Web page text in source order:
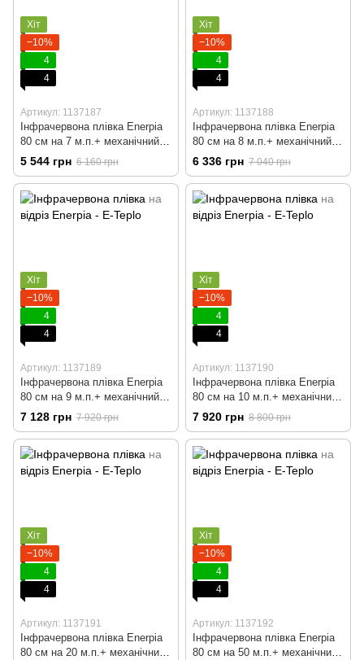
Хіт
−10%
4
4
Артикул: 1137187
Інфрачервона плівка Enerpia
80 cм на 7 м.п.+ механічний
терморегулятор
5 544 грн 6 160 грн
Хіт
−10%
4
4
Артикул: 1137188
Інфрачервона плівка Enerpia
80 cм на 8 м.п.+ механічний
терморегулятор
6 336 грн 7 040 грн
Хіт
−10%
4
4
Артикул: 1137189
Інфрачервона плівка Enerpia
80 cм на 9 м.п.+ механічний
терморегулятор
7 128 грн 7 920 грн
Хіт
−10%
4
4
Артикул: 1137190
Інфрачервона плівка Enerpia
80 cм на 10 м.п.+ механічний
терморегулятор
7 920 грн 8 800 грн
Хіт
−10%
4
4
Артикул: 1137191
Інфрачервона плівка Enerpia
80 cм на 20 м.п.+ механічний
Хіт
−10%
4
4
Артикул: 1137192
Інфрачервона плівка Enerpia
80 cм на 50 м.п.+ механічний